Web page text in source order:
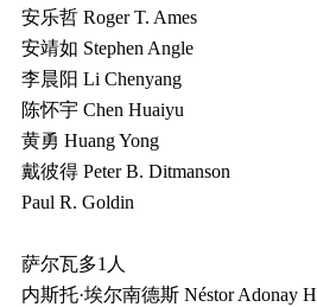
安乐哲 Roger T. Ames
安靖如 Stephen Angle
李晨阳 Li Chenyang
陈怀宇 Chen Huaiyu
黄勇 Huang Yong
戴彼得 Peter B. Ditmanson
Paul R. Goldin
萨尔瓦多1人
内斯托·埃尔南德斯 Néstor Adonay